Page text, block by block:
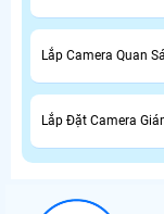
Lắp Camera Quan
Lắp Đặt Camera